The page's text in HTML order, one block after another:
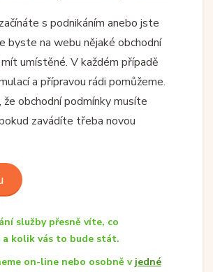
s podnikáním anebo jste
byste na webu nějaké obchodní
umístěné. V každém případě
a přípravou rádi pomůžeme.
obchodní podmínky musíte
zavádíte třeba novou
služby přesně víte, co
kolik vás to bude stát.
on-line nebo osobně v jedné